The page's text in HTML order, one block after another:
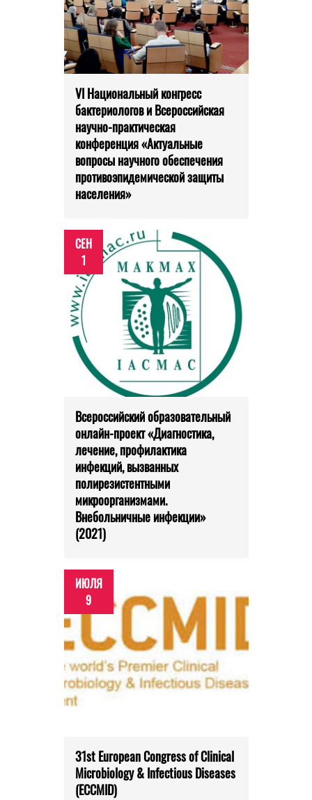
VI Национальный конгресс
бактериологов и Всероссийская
научно-практическая
конференция «Актуальные
вопросы научного обеспечения
противоэпидемической защиты
населения»
СЕН
1
Всероссийский образовательный
онлайн-проект «Диагностика,
лечение, профилактика
инфекций, вызванных
полирезистентными
микроорганизмами.
Внебольничные инфекции»
(2021)
ИЮЛЯ
9
31st European Congress of Clinical
Microbiology & Infectious Diseases
(ECCMID)